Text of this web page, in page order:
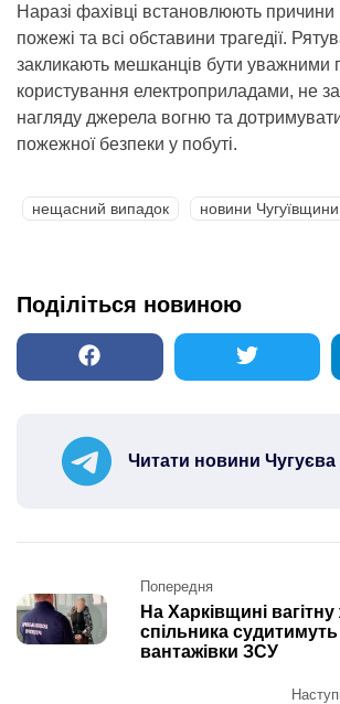
Наразі фахівці встановлюють
пожежі та всі обставини трагедії.
закликають мешканців бути уважними
користування електроприладами, не
нагляду джерела вогню та
пожежної безпеки у побуті.
нещасний випадок новини Чугуївщини
Поділіться новиною
Читати новини Чугуєва
Post
navigation
Попередня
На Харківщині вагітну
спільника судитимуть
вантажівки ЗСУ